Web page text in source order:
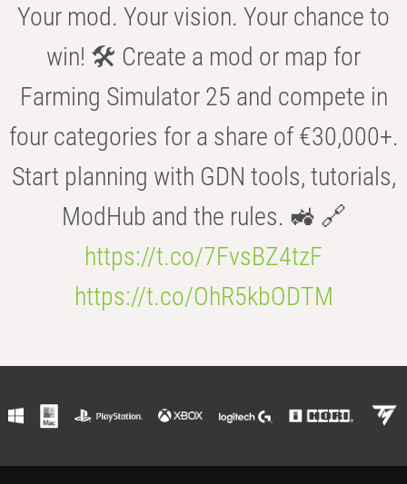
Your mod. Your vision. Your chance to
win! 🛠️ Create a mod or map for
Farming Simulator 25 and compete in
four categories for a share of €30,000+.
Start planning with GDN tools, tutorials,
ModHub and the rules. 🚜 🔗
https://t.co/7FvsBZ4tzF
https://t.co/OhR5kbODTM